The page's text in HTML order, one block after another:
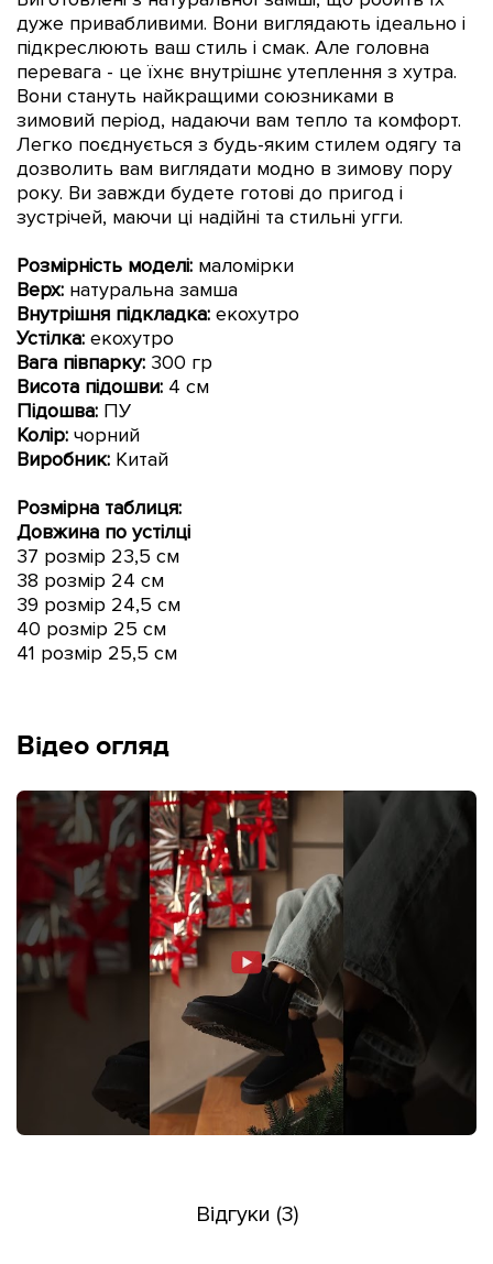
дуже привабливими. Вони виглядають ідеально і
підкреслюють ваш стиль і смак. Але головна
перевага - це їхнє внутрішнє утеплення з хутра.
Вони стануть найкращими союзниками в
зимовий період, надаючи вам тепло та комфорт.
Легко поєднується з будь-яким стилем одягу та
дозволить вам виглядати модно в зимову пору
року. Ви завжди будете готові до пригод і
зустрічей, маючи ці надійні та стильні угги.
Розмірність моделі: маломірки
Верх: натуральна замша
Внутрішня підкладка: екохутро
Устілка: екохутро
Вага півпарку: 300 гр
Висота підошви: 4 см
Підошва: ПУ
Колір: чорний
Виробник: Китай
Розмірна таблиця:
Довжина по устілці
37 розмір 23,5 см
38 розмір 24 см
39 розмір 24,5 см
40 розмір 25 см
41 розмір 25,5 см
Відео огляд
Відгуки (3)